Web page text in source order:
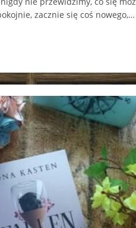
zacznie się coś nowego,…